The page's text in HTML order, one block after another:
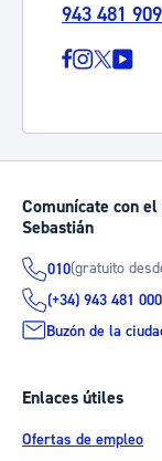
943 481 909
Comunícate con
Sebastián
010(gratuito
(+34) 943 481 000
Buzón de la
Enlaces útiles
Ofertas de empleo